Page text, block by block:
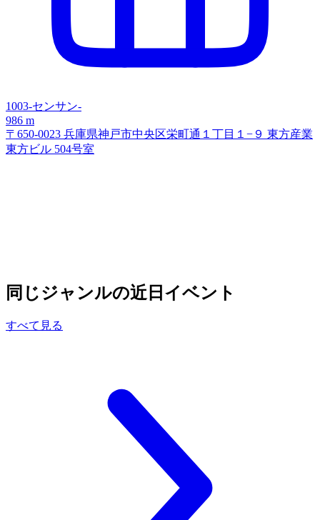
1003-センサン-
986 m
〒650-0023 兵庫県神戸市中央区栄町通１丁目１−９ 東方産業
東方ビル 504号室
同じジャンルの近日イベント
すべて見る